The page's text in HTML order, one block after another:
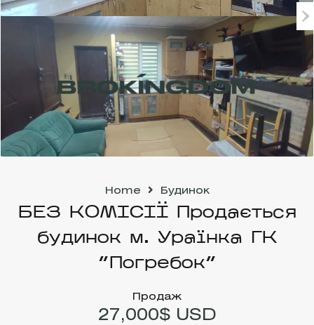
Home Будинок
БЕЗ КОМІСІЇ Продається
будинок м. Ураїнка ГК
“Погребок”
Продаж
27,000$ USD